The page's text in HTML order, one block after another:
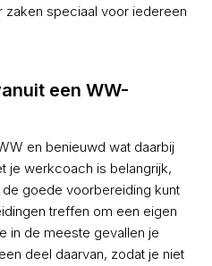
zaken speciaal voor iedereen
een WW-
en benieuwd wat daarbij
je werkcoach is belangrijk,
goede voorbereiding kunt
treffen om een eigen
in de meeste gevallen je
deel daarvan, zodat je niet